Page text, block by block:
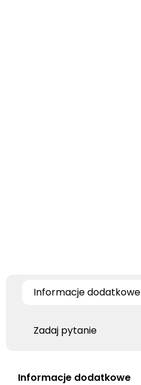
Informacje dodatkowe
Zadaj pytanie
Informacje dodatkowe